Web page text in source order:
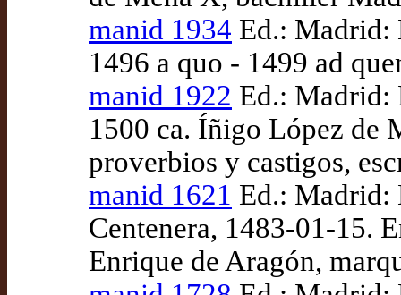
manid 1934 Ed.: Madrid:
1496 a quo - 1499 ad
manid 1922 Ed.: Madrid:
1500 ca. Íñigo López de
proverbios y castigos,
manid 1621 Ed.: Madrid:
Centenera, 1483-01-15.
Enrique de Aragón,